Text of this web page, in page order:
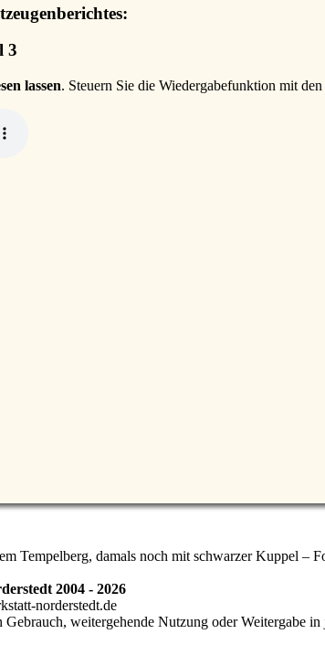
3
lassen. Steuern Sie die Wiedergabefunktion mit
2004 - 2026
norderstedt.de
weitergehende Nutzung oder Weitergabe